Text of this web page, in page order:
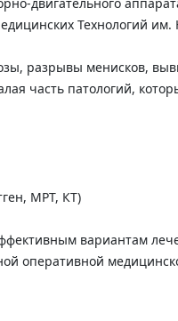
Технологий
разрывы менисков,
часть патологий,
МРТ, КТ)
вариантам
оперативной